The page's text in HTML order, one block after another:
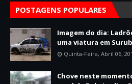
POSTAGENS POPULARES
Imagem do dia:
uma viatura em
Quinta-Feira, Abril 06,
Chove neste